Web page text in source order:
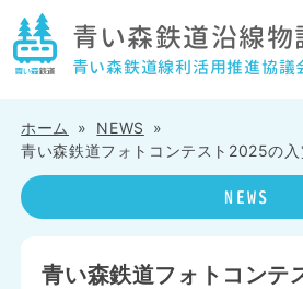
青い森鉄道沿線物
ホーム
NEWS
青い森鉄道フォトコンテスト2025の
NEWS
青い森鉄道フォトコンテ